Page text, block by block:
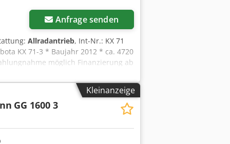
Anfrage senden
Allradantrieb, Int-Nr.: KX 71
KX 71-3 * Baujahr 2012 * ca. 4720
möglich Finanzierung ab
Anzeige sind unverbindliche
Verkäufer übernimmt keine
sind gesondert zu prüfen.
Bundesgebiet auf Anfrage
Awmetsrf Freitag von 9:00Uhr-
Kleinanzeige
GG 1600 3